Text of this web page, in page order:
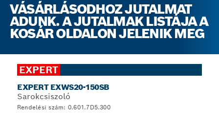
VÁSÁRLÁSODHOZ JUTALMAT
ADUNK. A JUTALMAK LISTÁJA A
KOSÁR OLDALON JELENIK MEG
EXPERT
EXPERT EXWS20-150SB
Sarokcsiszoló
Rendelési szám: 0.601.7D5.300